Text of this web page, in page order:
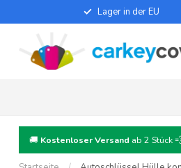
Lager in der EU
🚚 Kostenloser Versand ab 2 Stück